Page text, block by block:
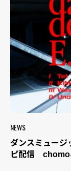
NEWS
ダンスミュージ
ピ配信 chomo